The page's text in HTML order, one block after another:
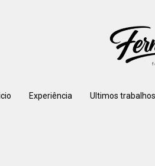
Experiência Ultimos trabalhos